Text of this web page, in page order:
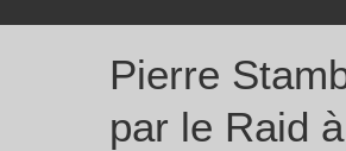
Pierre
par le Raid